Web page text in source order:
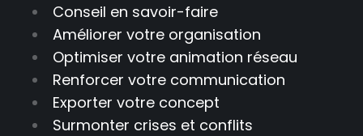
Conseil en savoir-faire
Améliorer votre organisation
Optimiser votre animation réseau
Renforcer votre communication
Exporter votre concept
Surmonter crises et conflits